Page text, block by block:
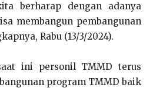
berharap dengan adanya
membangun pembangunan
Rabu (13/3/2024).
ini personil TMMD terus
program TMMD baik